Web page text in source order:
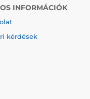
INFORMÁCIÓK
kérdések